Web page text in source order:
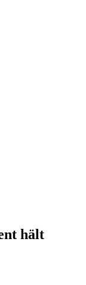
hält